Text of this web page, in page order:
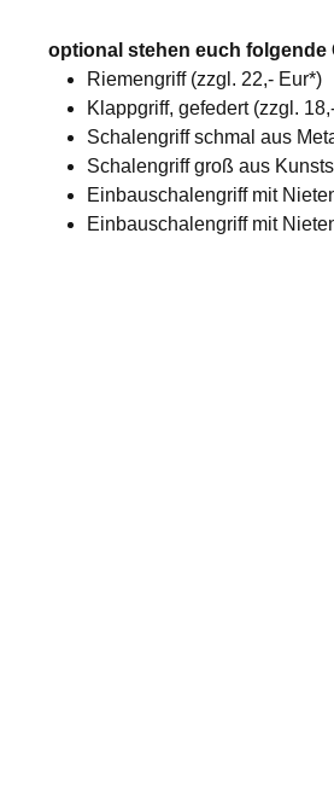
optional stehen euch folgende
Riemengriff (zzgl. 22,- Eur*)
Klappgriff, gefedert (zzgl.
Schalengriff schmal aus
Schalengriff groß aus
Einbauschalengriff mit
Einbauschalengriff mit